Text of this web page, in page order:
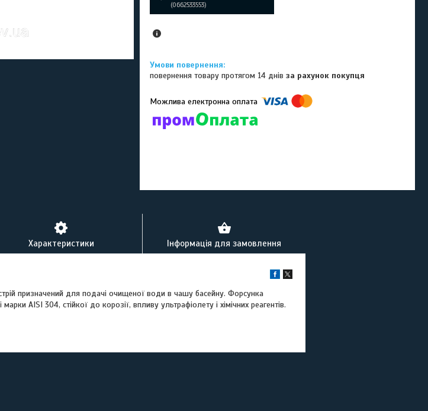
0662533553
повернення товару протягом 14 днівза рахунок покупця
Характеристики Інформація для замовлення
призначений для подачі очищеної води в чашу басейну. Форсунка
AISI 304, стійкої до корозії, впливу ультрафіолету і хімічних реагентів.